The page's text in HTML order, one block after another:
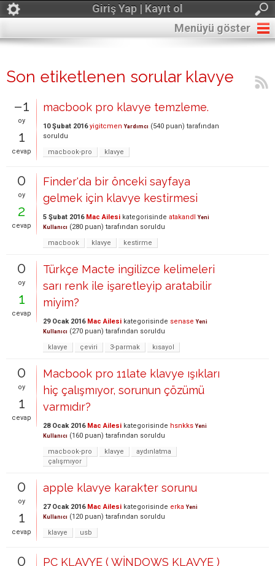
Giriş Yap | Kayıt ol
Menüyü göster
Son etiketlenen sorular klavye
–1
oy
1
cevap
macbook pro klavye temzleme.
10 Şubat 2016 yigitcmen Yardımcı (540 puan) tarafından
soruldu
macbook-pro
klavye
0
oy
2
cevap
Finder'da bir önceki sayfaya
gelmek için klavye kestirmesi
5 Şubat 2016 Mac Ailesi kategorisinde atakandl Yeni
Kullanıcı (280 puan) tarafından soruldu
macbook
klavye kestirme
0
oy
1
cevap
Türkçe Macte ingilizce kelimeleri
sarı renk ile işaretleyip aratabilir
miyim?
29 Ocak 2016 Mac Ailesi kategorisinde senase Yeni
Kullanıcı (270 puan) tarafından soruldu
klavye
çeviri 3-parmak kısayol
0
oy
1
cevap
Macbook pro 11late klavye ışıkları
hiç çalışmıyor, sorunun çözümü
varmıdır?
28 Ocak 2016 Mac Ailesi kategorisinde hsnkks Yeni
Kullanıcı (160 puan) tarafından soruldu
macbook-pro
klavye
aydınlatma
çalışmıyor
0
oy
1
cevap
apple klavye karakter sorunu
27 Ocak 2016 Mac Ailesi kategorisinde erka Yeni
Kullanıcı (120 puan) tarafından soruldu
klavye
usb
0 PC KLAVYE ( WİNDOWS KLAVYE )